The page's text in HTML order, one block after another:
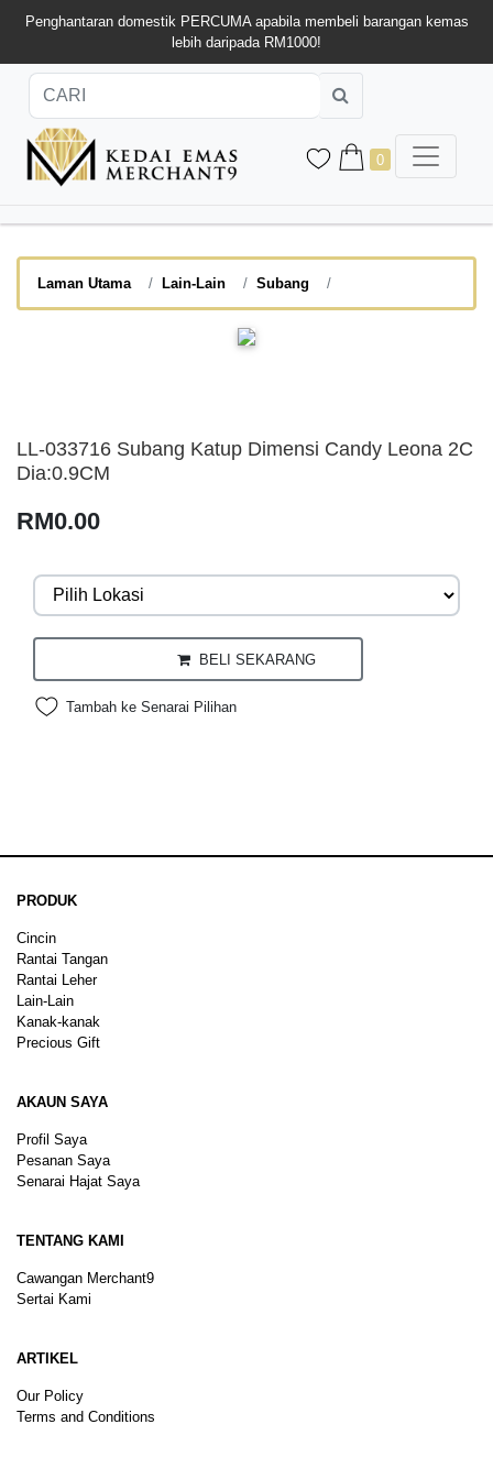
Penghantaran domestik PERCUMA apabila membeli barangan kemas
lebih daripada RM1000!
0
Laman Utama Lain-Lain Subang
LL-033716 Subang Katup Dimensi Candy Leona 2C
Dia:0.9CM
RM0.00
BELI SEKARANG
Tambah ke Senarai Pilihan
PRODUK
Cincin
Rantai Tangan
Rantai Leher
Lain-Lain
Kanak-kanak
Precious Gift
AKAUN SAYA
Profil Saya
Pesanan Saya
Senarai Hajat Saya
TENTANG KAMI
Cawangan Merchant9
Sertai Kami
ARTIKEL
Our Policy
Terms and Conditions